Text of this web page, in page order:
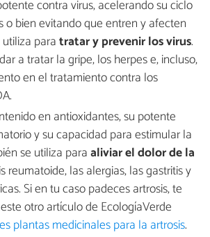
contra virus, acelerando su ciclo
o bien evitando que entren y afecten
paratratar y prevenir los virus.
a tratar la gripe, los herpes e, incluso,
en el tratamiento contra los
en antioxidantes, su potente
y su capacidad para estimular la
se utiliza paraaliviar el dolor de la
reumatoide, las alergias, las gastritis y
Si en tu caso padeces artrosis, te
otro artículo de EcologíaVerde
plantas medicinales para la artrosis.